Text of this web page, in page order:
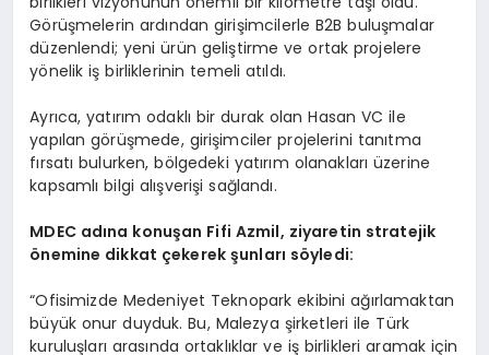
Görüşmelerin ardından girişimcilerle B2B buluşmalar
düzenlendi; yeni ürün geliştirme ve ortak projelere
yönelik iş birliklerinin temeli atıldı.
Ayrıca, yatırım odaklı bir durak olan Hasan VC ile
yapılan görüşmede, girişimciler projelerini tanıtma
fırsatı bulurken, bölgedeki yatırım olanakları üzerine
kapsamlı bilgi alışverişi sağlandı.
MDEC adına konuşan Fifi Azmil, ziyaretin stratejik
önemine dikkat çekerek şunları söyledi:
“Ofisimizde Medeniyet Teknopark ekibini ağırlamaktan
büyük onur duyduk. Bu, Malezya şirketleri ile Türk
kuruluşları arasında ortaklıklar ve iş birlikleri aramak için